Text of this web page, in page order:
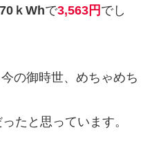
ｋWhで3,563円 でし
の御時世、めちゃめち
たと思っています。